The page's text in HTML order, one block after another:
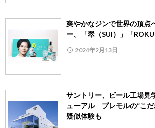
爽やかなジンで世界の頂
ー、「翠（SUI）」「
2024年2月13日
サントリー、ビール工場見
ューアル プレモルの“こだ
疑似体験も